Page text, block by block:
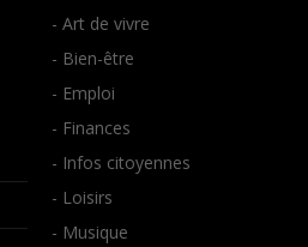
- Art de vivre
- Bien-être
- Emploi
- Finances
- Infos citoyennes
- Loisirs
- Musique